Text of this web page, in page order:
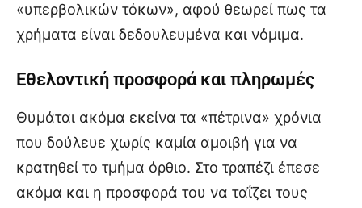
«υπερβολικών τόκων», αφού θεωρεί πως τα
χρήματα είναι δεδουλευμένα και νόμιμα.
Εθελοντική προσφορά και πληρωμές
Θυμάται ακόμα εκείνα τα «πέτρινα» χρόνια
που δούλευε χωρίς καμία αμοιβή για να
κρατηθεί το τμήμα όρθιο. Στο τραπέζι έπεσε
ακόμα και η προσφορά του να ταΐζει τους